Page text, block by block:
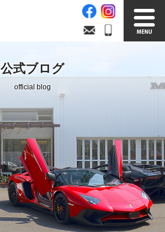
買取無料査定
サービス案内
Company info.
会社案内
公式ブログ
official blog